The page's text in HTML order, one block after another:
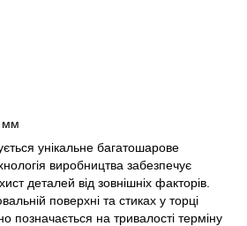
мм
унікальне багатошарове
виробництва забезпечує
деталей від зовнішніх факторів.
поверхні та стиках у торці
позначається на тривалості терміну